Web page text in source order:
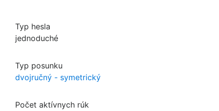
Typ hesla
jednoduché
Typ posunku
dvojručný - symetrický
Počet aktívnych rúk